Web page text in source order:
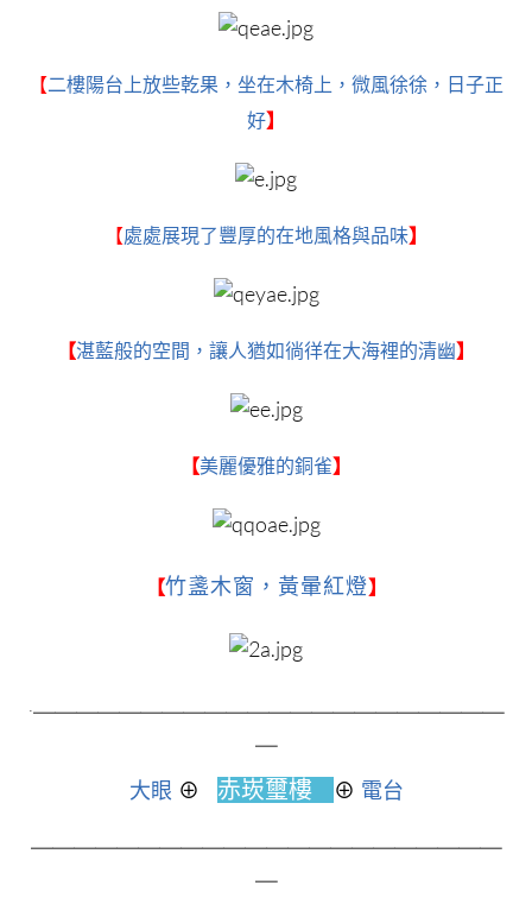
【二樓陽台上放些乾果，坐在木椅上，微風徐徐，日子正
好】
【處處展現了豐厚的在地風格與品味】
【湛藍般的空間，讓人猶如徜徉在大海裡的清幽】
【美麗優雅的銅雀】
【竹盞木窗，黃暈紅燈】
.
大眼 ⊕ 赤崁璽樓 ⊕ 電台